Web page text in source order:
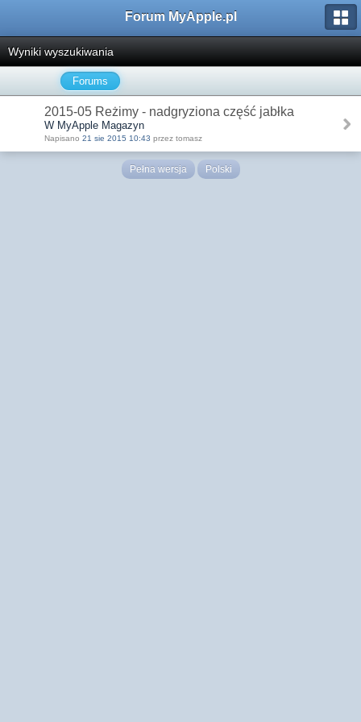
Forum MyApple.pl
Wyniki wyszukiwania
Forums
2015-05 Reżimy - nadgryziona część jabłka
W MyApple Magazyn
Napisano 21 sie 2015 10:43 przez tomasz
Pełna wersja Polski